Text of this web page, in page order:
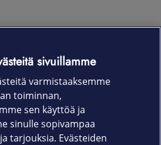
kaapeli sivuillamme
varmistaaksemme
toiminnan,
sen käyttöä ja
sinulle sopivampaa
tarjouksia. Evästeiden